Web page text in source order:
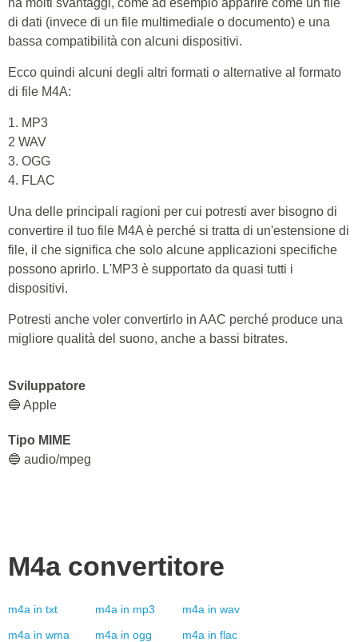
ha molti svantaggi, come ad esempio apparire come un file
di dati (invece di un file multimediale o documento) e una
bassa compatibilità con alcuni dispositivi.
Ecco quindi alcuni degli altri formati o alternative al formato
di file M4A:
1. MP3
2 WAV
3. OGG
4. FLAC
Una delle principali ragioni per cui potresti aver bisogno di
convertire il tuo file M4A è perché si tratta di un'estensione di
file, il che significa che solo alcune applicazioni specifiche
possono aprirlo. L'MP3 è supportato da quasi tutti i
dispositivi.
Potresti anche voler convertirlo in AAC perché produce una
migliore qualità del suono, anche a bassi bitrates.
Sviluppatore
🔵 Apple
Tipo MIME
🔵 audio/mpeg
M4a convertitore
m4a in txt m4a in mp3 m4a in wav
m4a in wma m4a in ogg m4a in flac